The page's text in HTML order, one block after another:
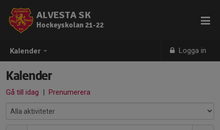
Kalender Logga in
ALVESTA SK
Hockeyskolan 21-22
Kalender
Gå till idag | Prenumerera